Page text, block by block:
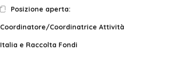
Posizione aperta:
Coordinatore/Coordinatrice Attività
Italia e Raccolta Fondi